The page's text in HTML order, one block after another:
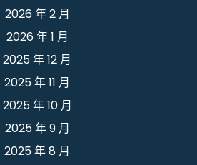
2026 年 2 月
2026 年 1 月
2025 年 12 月
2025 年 11 月
2025 年 10 月
2025 年 9 月
2025 年 8 月